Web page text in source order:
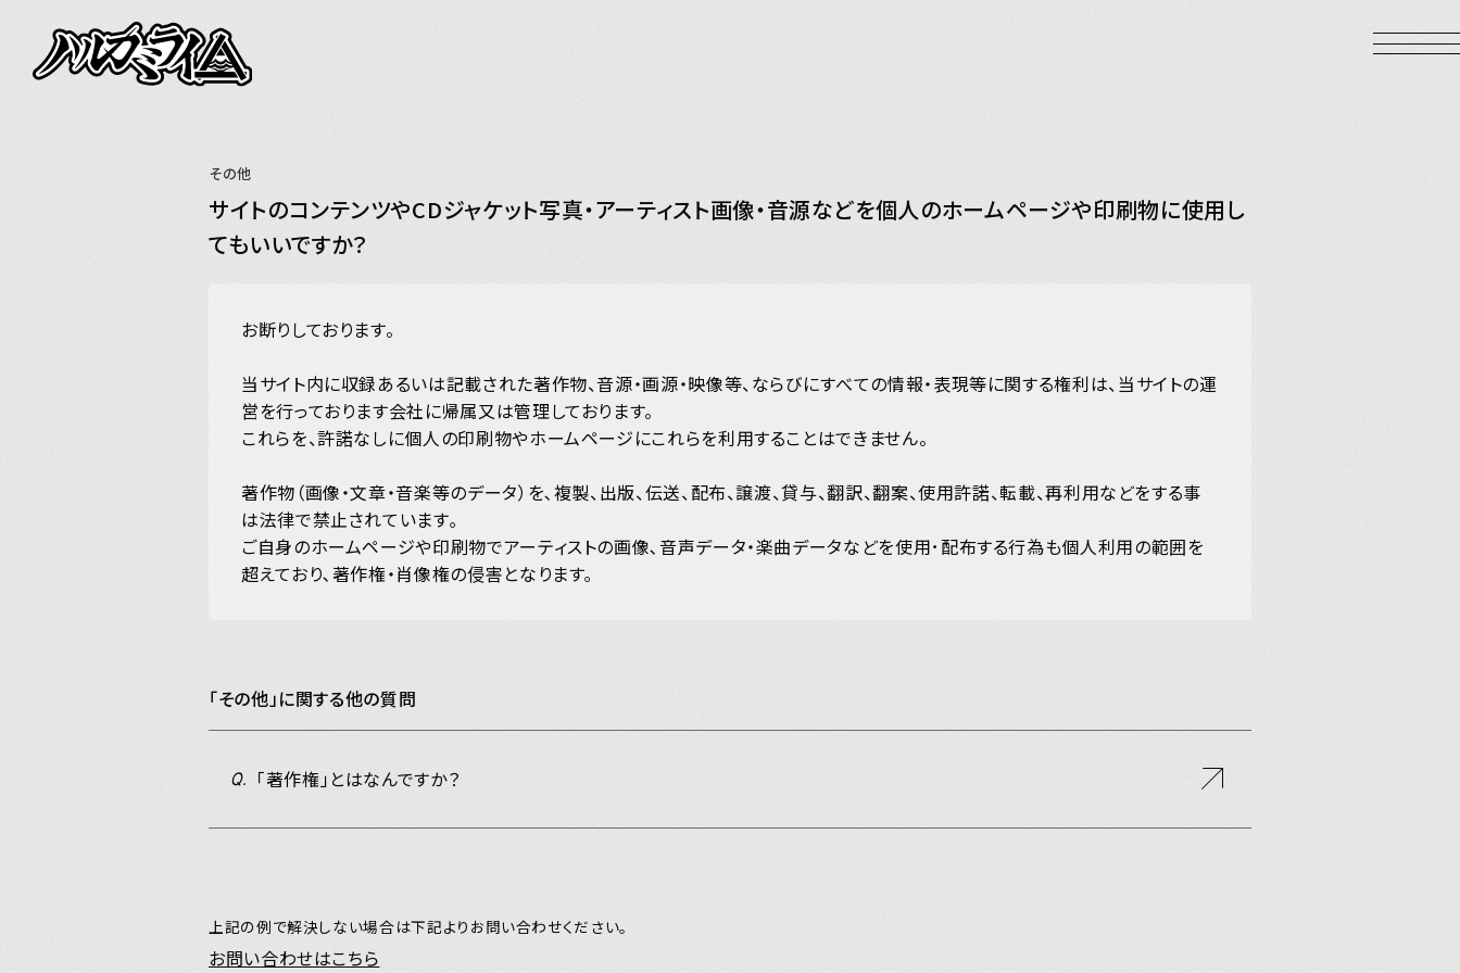
NEWS
BIOGRAPHY
DISCOGRAPHY
VIDEO
GOODS
JOIN LOGIN
MEMBERS’ NEWS
PICTURE
別冊 橋本学左脳読本
メキ麺記ギルティ
その他
サイトのコンテンツやCDジャケット写真・アーティスト画像・音源などを個人のホームページや印刷物に使用し
てもいいですか？
お断りしております。
当サイト内に収録あるいは記載された著作物、音源・画源・映像等、ならびにすべての情報・表現等に関する権利は、当サイトの運
営を行っております会社に帰属又は管理しております。
これらを、許諾なしに個人の印刷物やホームページにこれらを利用することはできません。
著作物（画像・文章・音楽等のデータ）を､複製、出版、伝送、配布、譲渡、貸与、翻訳、翻案、使用許諾、転載、再利用などをする事
は法律で禁止されています｡
ご自身のホームページや印刷物でアーティストの画像､音声データ・楽曲データなどを使用･配布する行為も個人利用の範囲を
超えており､著作権・肖像権の侵害となります｡
「その他」に関する他の質問
Q. 「著作権」とはなんですか？
上記の例で解決しない場合は下記よりお問い合わせください。
お問い合わせはこちら